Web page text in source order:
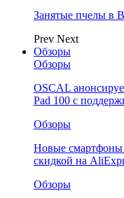
Занятые пчелы в
Prev Next
Обзоры
Обзоры
OSCAL
Pad 100 с
Обзоры
Новые смартфоны
скидкой на
Обзоры